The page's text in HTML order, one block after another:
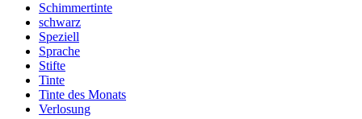
Schimmertinte
schwarz
Speziell
Sprache
Stifte
Tinte
Tinte des Monats
Verlosung